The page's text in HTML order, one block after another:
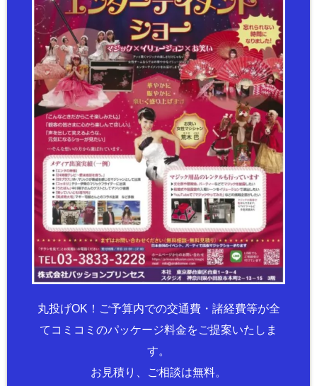
丸投げOK！ご予算内での交通費・諸経費等が全
てコミコミのパッケージ料金をご提案いたしま
す。
お見積り、ご相談は無料。